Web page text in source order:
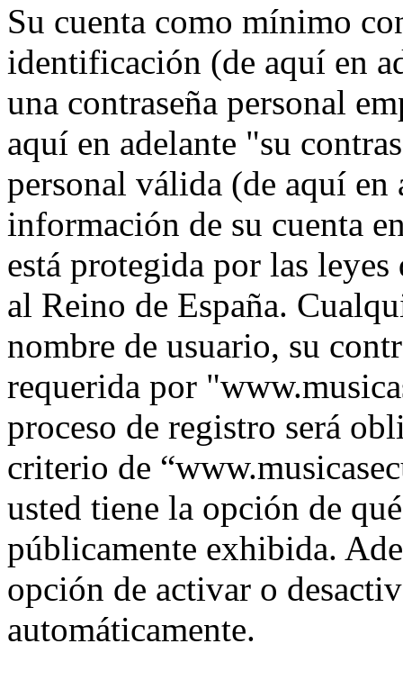
Su cuenta como mínimo
identificación (de aquí en
una contraseña personal
aquí en adelante "su
personal válida (de aquí
información de su cuenta
está protegida por las
al Reino de España.
nombre de usuario, su
requerida por
proceso de registro será
criterio de
usted tiene la opción de
públicamente exhibida.
opción de activar o
automáticamente.